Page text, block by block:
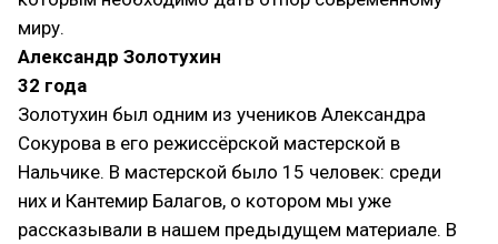
миру.
Александр Золотухин
32 года
Золотухин был одним из учеников Александра
Сокурова в его режиссёрской мастерской в
Нальчике. В мастерской было 15 человек: среди
них и Кантемир Балагов, о котором мы уже
рассказывали в нашем предыдущем материале. В